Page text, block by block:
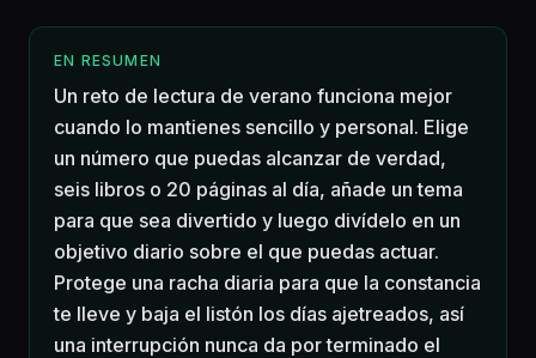
EN RESUMEN
Un reto de lectura de verano funciona mejor
cuando lo mantienes sencillo y personal. Elige
un número que puedas alcanzar de verdad,
seis libros o 20 páginas al día, añade un tema
para que sea divertido y luego divídelo en un
objetivo diario sobre el que puedas actuar.
Protege una racha diaria para que la constancia
te lleve y baja el listón los días ajetreados, así
una interrupción nunca da por terminado el